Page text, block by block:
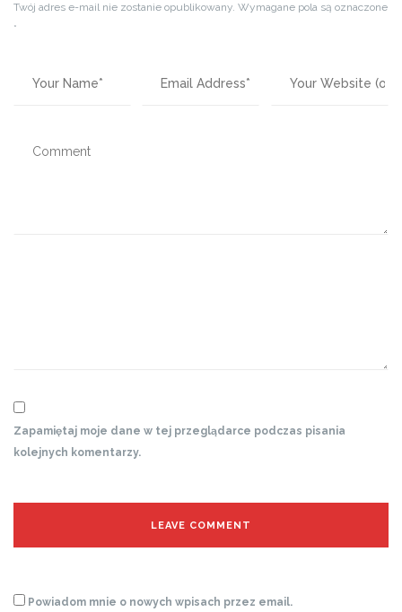
Twój adres e-mail nie zostanie opublikowany. Wymagane pola są oznaczone
*
Zapamiętaj moje dane w tej przeglądarce podczas pisania
kolejnych komentarzy.
Powiadom mnie o nowych wpisach przez email.